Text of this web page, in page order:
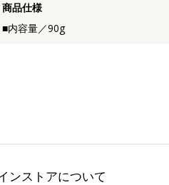
商品仕様
■内容量／90g
ンストアについて